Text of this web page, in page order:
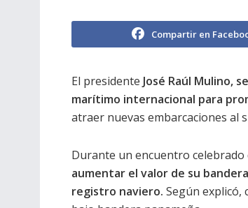
Compartir en
El presidente José Raúl Mulino,
marítimo internacional para
atraer nuevas embarcaciones al
Durante un encuentro
aumentar el valor de su
registro naviero. Según explicó,